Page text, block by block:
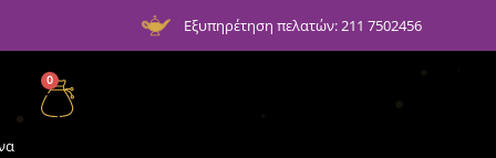
Εξυπηρέτηση πελατών: 211 7502456
0